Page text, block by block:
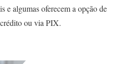
e algumas oferecem a opção de
ou via PIX.